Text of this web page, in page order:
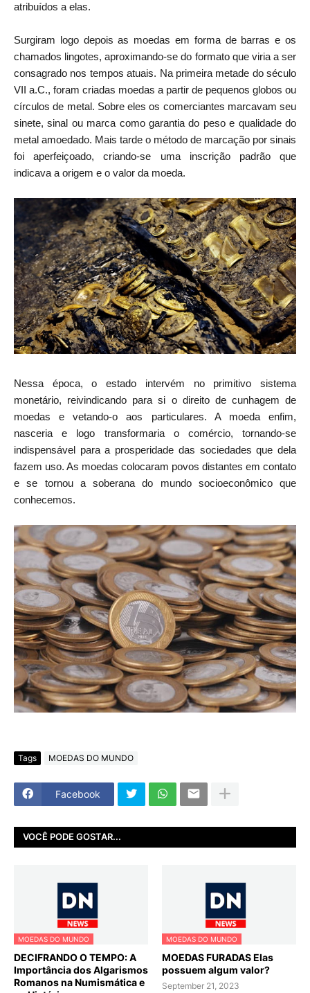
atribuídos a elas.
Surgiram logo depois as moedas em forma de barras e os
chamados lingotes, aproximando-se do formato que viria a ser
consagrado nos tempos atuais. Na primeira metade do século
VII a.C., foram criadas moedas a partir de pequenos globos ou
círculos de metal. Sobre eles os comerciantes marcavam seu
sinete, sinal ou marca como garantia do peso e qualidade do
metal amoedado. Mais tarde o método de marcação por sinais
foi aperfeiçoado, criando-se uma inscrição padrão que
indicava a origem e o valor da moeda.
Nessa época, o estado intervém no primitivo sistema
monetário, reivindicando para si o direito de cunhagem de
moedas e vetando-o aos particulares. A moeda enfim,
nasceria e logo transformaria o comércio, tornando-se
indispensável para a prosperidade das sociedades que dela
fazem uso. As moedas colocaram povos distantes em contato
e se tornou a soberana do mundo socioeconômico que
conhecemos.
Tags MOEDAS DO MUNDO
Facebook
VOCÊ PODE GOSTAR...
MOEDAS DO MUNDO
DECIFRANDO O TEMPO: A
Importância dos Algarismos
Romanos na Numismática e
MOEDAS DO MUNDO
MOEDAS FURADAS Elas
possuem algum valor?
September 21, 2023